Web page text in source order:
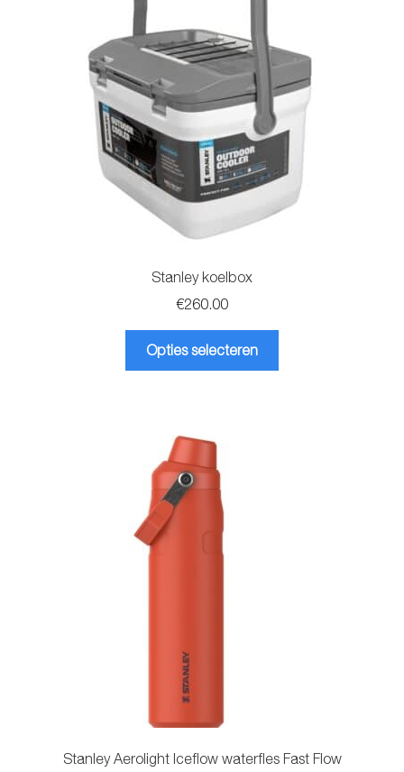
Stanley koelbox
€260.00
Opties selecteren
Stanley Aerolight Iceflow waterfles Fast Flow